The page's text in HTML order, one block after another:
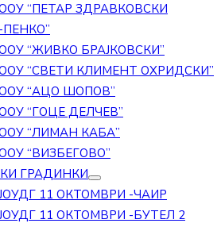
“ПЕТАР ЗДРАВКОВСКИ
-ПЕНКО”
“ЖИВКО БРАЈКОВСКИ”
“СВЕТИ КЛИМЕНТ ОХРИДСКИ”
“АЦО ШОПОВ”
“ГОЦЕ ДЕЛЧЕВ”
“ЛИМАН КАБА”
“ВИЗБЕГОВО”
ГРАДИНКИ
11 ОКТОМВРИ -ЧАИР
11 ОКТОМВРИ -БУТЕЛ 2